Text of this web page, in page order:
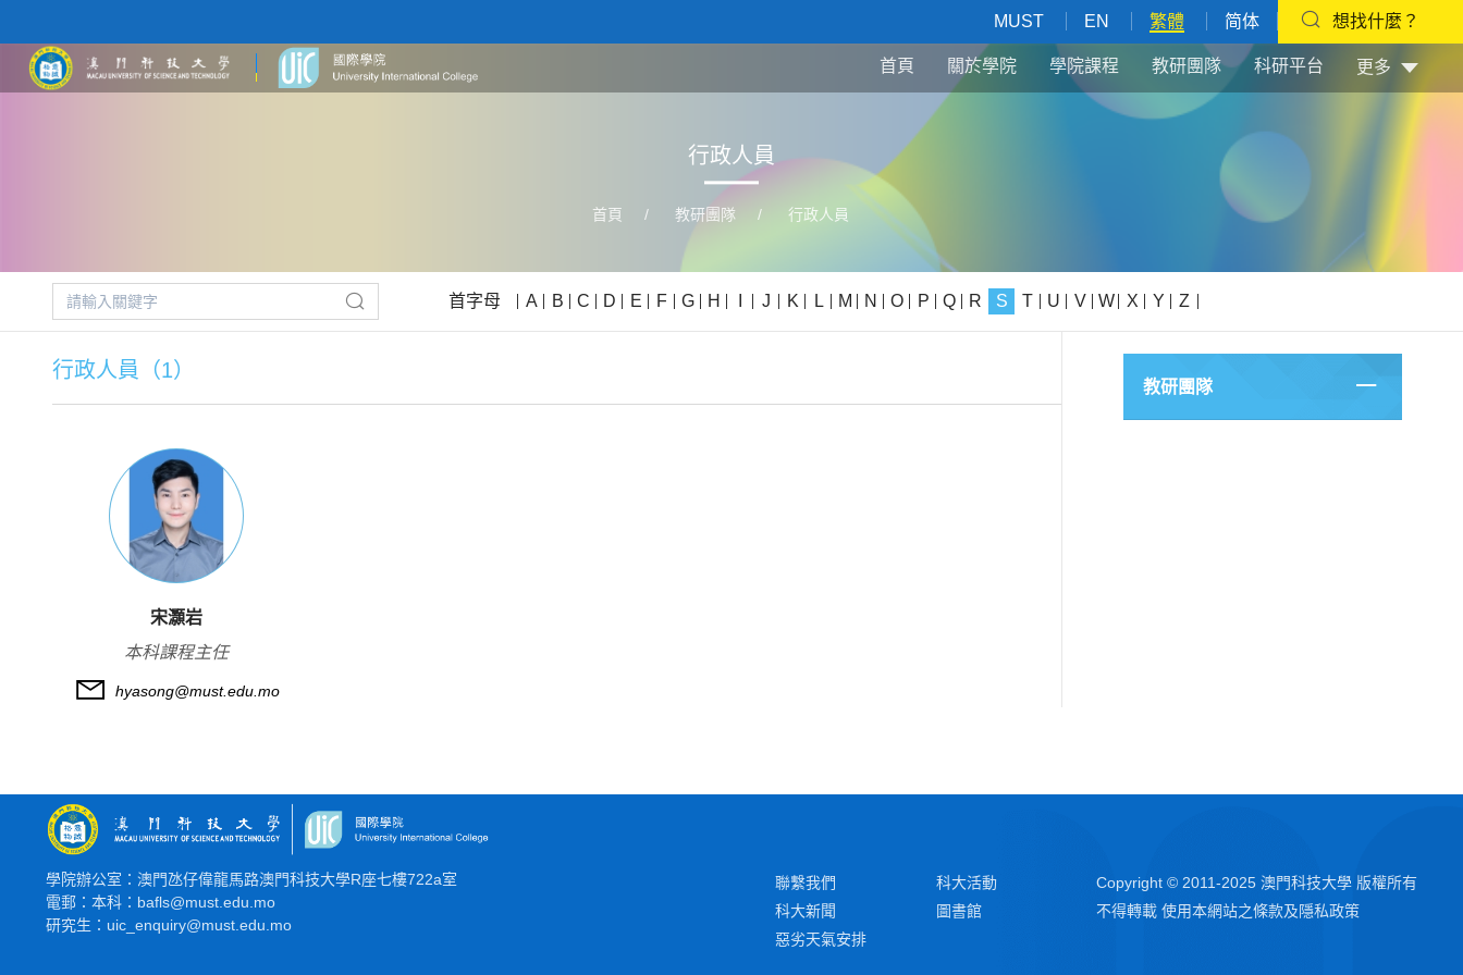
MUST EN 繁體 简体 想找什麼？
首頁 關於學院 學院課程 教研團隊 科研平台 更多
行政人員
首頁 / 教研團隊 / 行政人員
首字母 A B C D E F G H J K L M N O P Q R S T U V W X Y Z
行政人員（1）
宋灝岩
本科課程主任
hyasong@must.edu.mo
教研團隊
學院辦公室：澳門氹仔偉龍馬路澳門科技大學R座七樓722a室
電郵：本科：bafls@must.edu.mo
研究生：uic_enquiry@must.edu.mo
聯繫我們
科大活動
科大新聞
圖書館
惡劣天氣安排
Copyright © 2011-2025 澳門科技大學 版權所有
不得轉載 使用本網站之條款及隱私政策